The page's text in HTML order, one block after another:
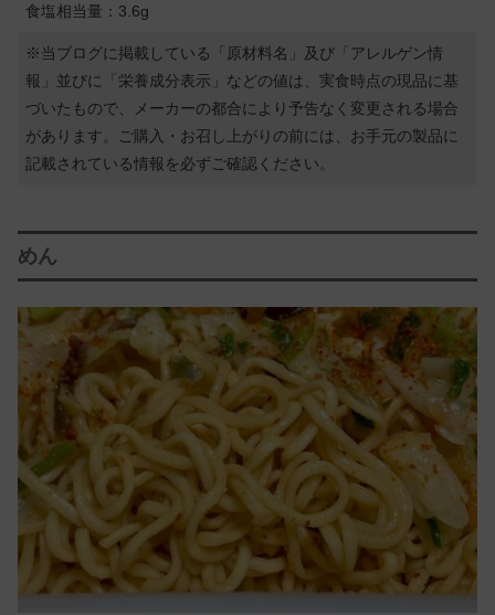
食塩相当量：3.6g
※当ブログに掲載している「原材料名」及び「アレルゲン情
報」並びに「栄養成分表示」などの値は、実食時点の現品に基
づいたもので、メーカーの都合により予告なく変更される場合
があります。ご購入・お召し上がりの前には、お手元の製品に
記載されている情報を必ずご確認ください。
めん